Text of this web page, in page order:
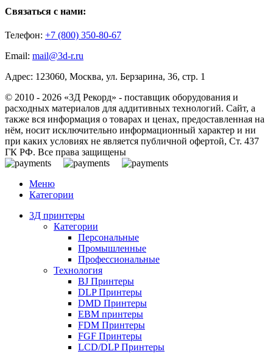
Связаться с нами:
Телефон: +7 (800) 350-80-67
Email: mail@3d-r.ru
Адрес: 123060, Москва, ул. Берзарина, 36, стр. 1
© 2010 - 2026 «3Д Рекорд» - поставщик оборудования и
расходных материалов для аддитивных технологий. Сайт, а
также вся информация о товарах и ценах, предоставленная на
нём, носит исключительно информационный характер и ни
при каких условиях не является публичной офертой, Ст. 437
ГК РФ. Все права защищены
Меню
Категории
3Д принтеры
Категории
Персональные
Промышленные
Профессиональные
Технология
BJ Принтеры
DLP Принтеры
DMD Принтеры
EBM принтеры
FDM Принтеры
FGF Принтеры
LCD/DLP Принтеры